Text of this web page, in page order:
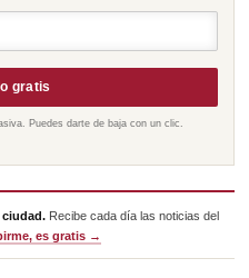
gratis
Puedes darte de baja con un clic.
ciudad. Recibe cada día las noticias del
es gratis →